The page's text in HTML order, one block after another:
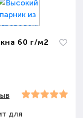
60 г/м2
для